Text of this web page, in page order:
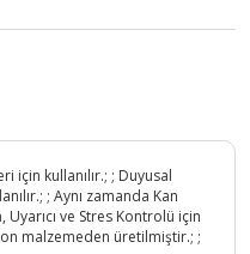
için kullanılır.; ; Duyusal
; Aynı zamanda Kan
Uyarıcı ve Stres Kontrolü için
malzemeden üretilmiştir.; ;